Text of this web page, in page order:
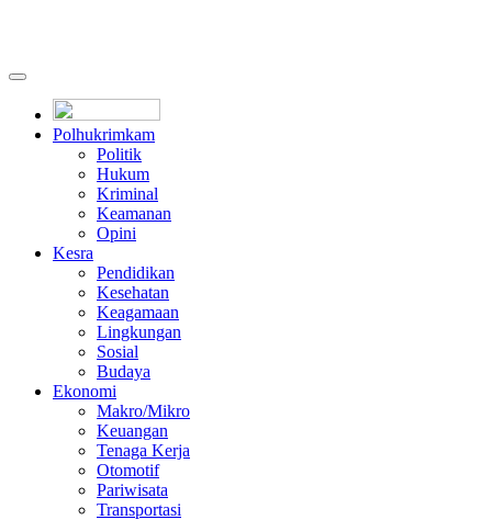
Polhukrimkam
Politik
Hukum
Kriminal
Keamanan
Opini
Kesra
Pendidikan
Kesehatan
Keagamaan
Lingkungan
Sosial
Budaya
Ekonomi
Makro/Mikro
Keuangan
Tenaga Kerja
Otomotif
Pariwisata
Transportasi